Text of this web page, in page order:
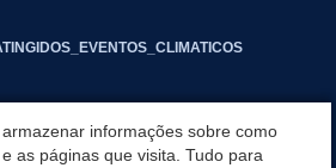
informações sobre como
as páginas que visita. Tudo para